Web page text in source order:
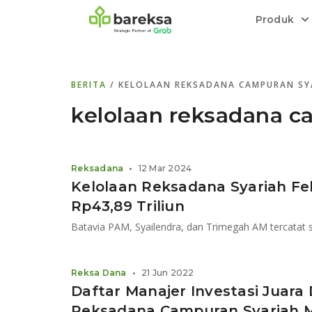
Produk
Transaksi cepat,all in onedi halaman
relatif stabil.
Menyediakan layanan manajemen
Informasi terkini dan tepercaya terkait
Kenali rekam jejak dan
BERITA / KELOLAAN REKSADANA CAMPURAN
kelolaan reksadana
Kelolaan Reksadana Syariah
Rp43,89 Triliun
Reksadana • 12 Mar 2024
Daftar Manajer Investasi Juara
Reksa Dana • 21 Jun 2022